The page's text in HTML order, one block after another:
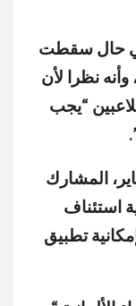
حال سقطت
نظرا لأن
“يجب
المشارك
استئناف
تطبيق